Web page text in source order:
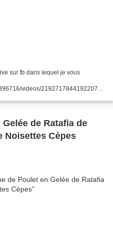
sur fb dans lequel je vous
videos/2192717844192207/
de Ratafia de
Noisettes Cèpes